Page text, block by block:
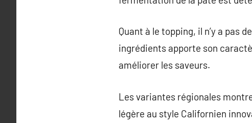
Quant à le topping, il n’y a pas
ingrédients apporte son
améliorer les saveurs.
Les variantes régionales
légère au style Californien